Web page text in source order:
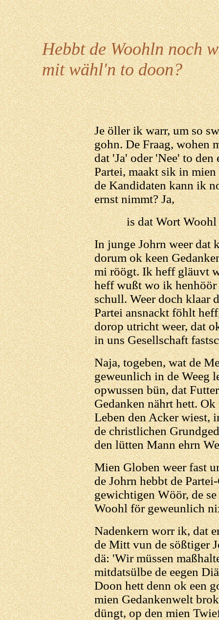
Hebbt de Woohln noch
mit wähl'n to doon?
Je öller ik warr, um so
gohn. De Fraag, wohen
dat 'Ja' oder 'Nee' to
Partei, maakt sik in
de Kandidaten kann ik
ernst nimmt? Ja,
is dat Wort
In junge Johrn weer dat
dorum ok keen
mi röögt. Ik heff gläuvt
heff wußt wo ik
schull. Weer doch klaar
Partei ansnackt föhlt
dorop utricht weer, dat
in uns Gesellschaft
Naja, togeben, wat de
geweunlich in de Weeg
opwussen bün, dat
Gedanken nährt hett.
Leben den Acker wiest,
de christlichen
den lütten Mann ehrn
Mien Globen weer fast
de Johrn hebbt de
gewichtigen Wöör, de
Woohl för geweunlich
Nadenkern worr ik, dat
de Mitt vun de sößtiger
dä: 'Wir müssen
mitdatsülbe de eegen
Doon hett denn ok een
mien Gedankenwelt
düngt, op den mien